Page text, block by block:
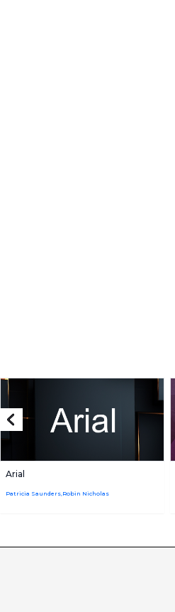
Arial
Patricia Saunders,Robin Nicholas